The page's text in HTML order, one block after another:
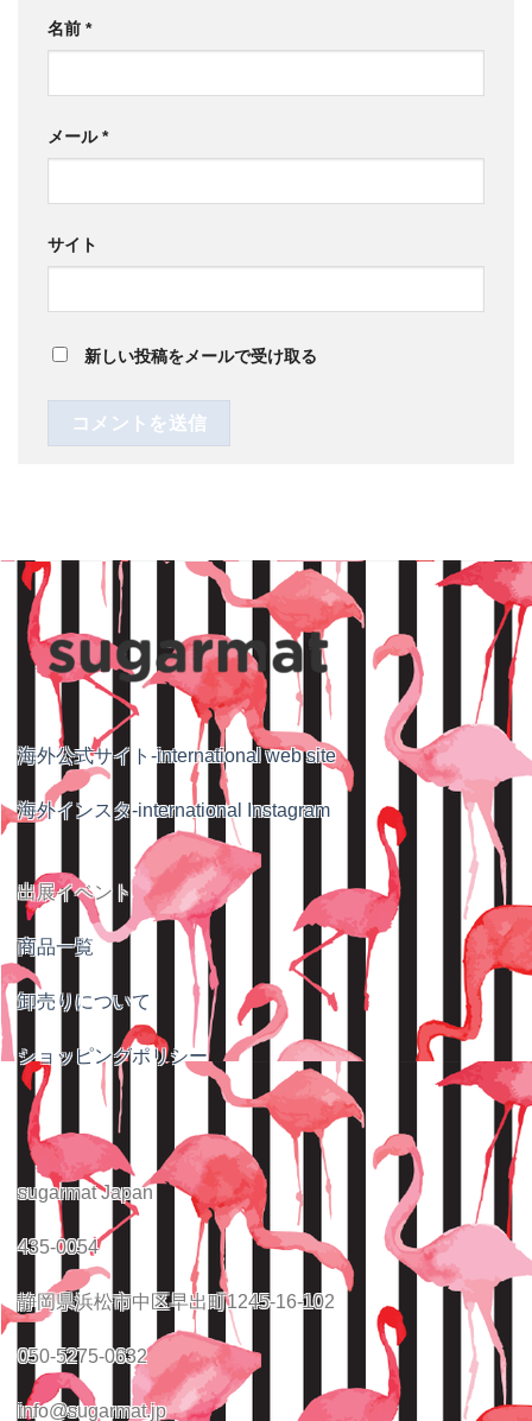
名前 *
メール*
サイト
新しい投稿をメールで受け取る
海外公式サイト-international web site
海外インスタ-international Instagram
出展イベント
商品一覧
卸売りについて
ショッピングポリシー
sugarmat Japan
435-0054
静岡県浜松市中区早出町1245-16-102
050-5275-0632
info@sugarmat.jp